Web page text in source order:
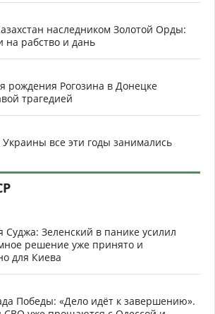
наследником Золотой Орды:
на рабство и дань
рождения Рогозина в Донецке
трагедией
все эти годы занимались
Суджа: Зеленский в панике усилил
решение уже принято и
для Киева
Победы: «Дело идёт к завершению».